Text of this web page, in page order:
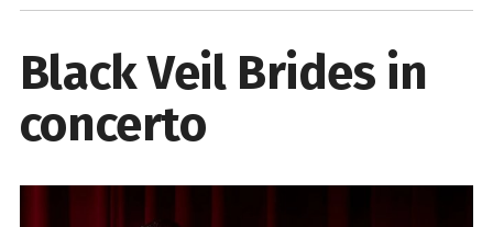
Black Veil Brides in
concerto